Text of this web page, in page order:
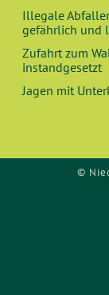
Illegale
gefährlich und
Zufahrt zum
instandgesetzt
Jagen mit
©